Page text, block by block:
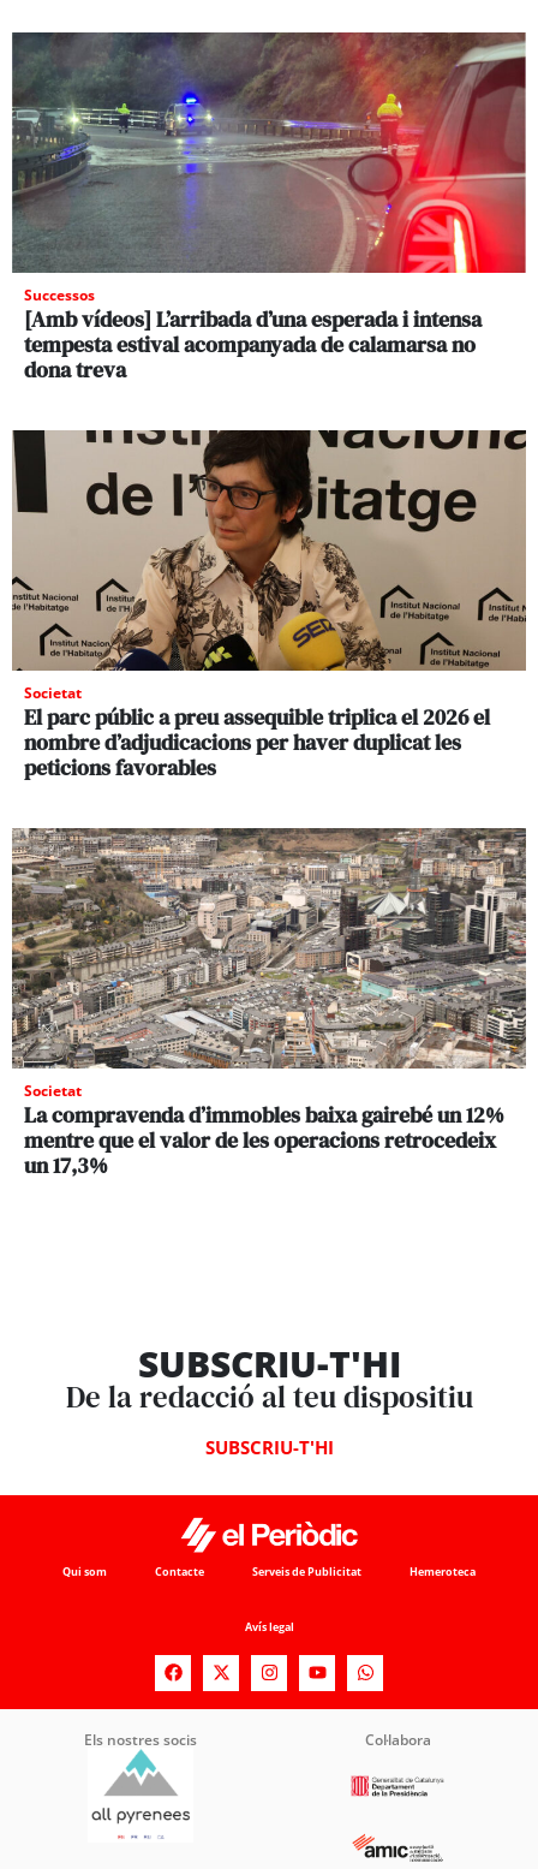
Successos
[Amb vídeos] L’arribada d’una esperada i intensa
tempesta estival acompanyada de calamarsa no
dona treva
Societat
El parc públic a preu assequible triplica el 2026 el
nombre d’adjudicacions per haver duplicat les
peticions favorables
Societat
La compravenda d’immobles baixa gairebé un 12%
mentre que el valor de les operacions retrocedeix
un 17,3%
SUBSCRIU-T'HI
De la redacció al teu dispositiu
SUBSCRIU-T'HI
Qui som Contacte Serveis de Publicitat Hemeroteca
Avís legal
Els nostres socis Col·labora